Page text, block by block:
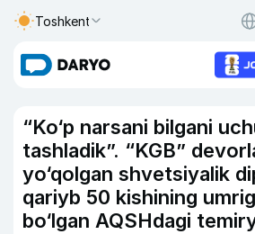
Toshkent
“Ko‘p narsani bilgani
tashladik”. “KGB”
yo‘qolgan shvetsiyalik
qariyb 50 kishining
bo‘lgan AQSHdagi